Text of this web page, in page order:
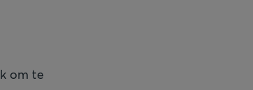
om te